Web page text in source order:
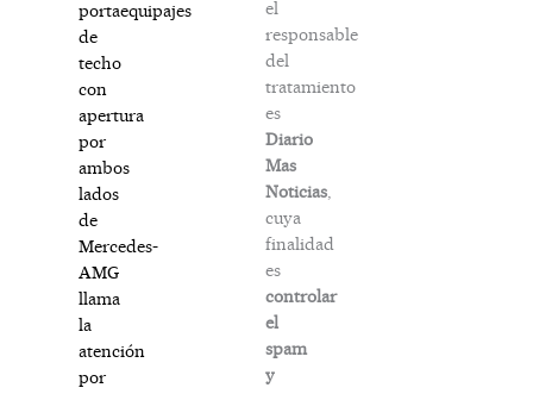
portaequipajes
de
techo
con
apertura
por
ambos
lados
de
Mercedes-
AMG
llama
la
atención
por
el
responsable
del
tratamiento
es
Diario
Mas
Noticias
cuya
finalidad
es
controlar
el
spam
y